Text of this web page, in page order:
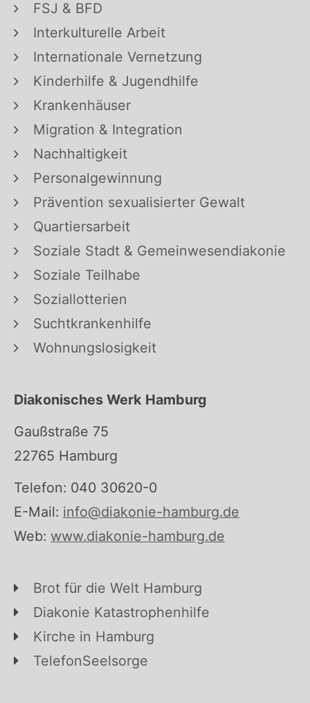
FSJ & BFD
Interkulturelle Arbeit
Internationale Vernetzung
Kinderhilfe & Jugendhilfe
Krankenhäuser
Migration & Integration
Nachhaltigkeit
Personalgewinnung
Prävention sexualisierter Gewalt
Quartiersarbeit
Soziale Stadt & Gemeinwesendiakonie
Soziale Teilhabe
Soziallotterien
Suchtkrankenhilfe
Wohnungslosigkeit
Diakonisches Werk Hamburg
Gaußstraße 75
22765 Hamburg
Telefon: 040 30620-0
E-Mail: info@diakonie-hamburg.de
Web: www.diakonie-hamburg.de
Brot für die Welt Hamburg
Diakonie Katastrophenhilfe
Kirche in Hamburg
TelefonSeelsorge